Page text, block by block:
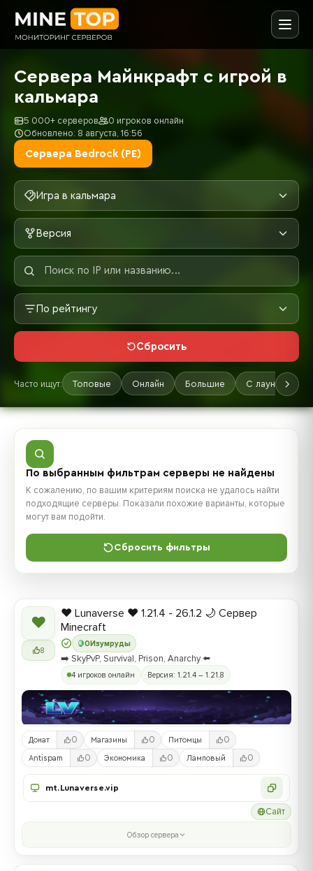
Сервера Майнкрафт с игрой в
кальмара
5 000+ серверов
0 игроков онлайн
Обновлено: 8 августа, 16:56
Сервера Bedrock (PE)
Игра в кальмара
Версия
По рейтингу
Сбросить
Часто ищут: Топовые Онлайн Большие С лаунчером
По выбранным фильтрам серверы не найдены
К сожалению, по вашим критериям поиска не удалось найти
подходящие серверы. Показали похожие варианты, которые
могут вам подойти.
Сбросить фильтры
❤
8
0Изумруды
❤️ Lunaverse ❤️ 1.21.4 - 26.1.2 🌙 Сервер
Minecraft
➡️ SkyPvP, Survival, Prison, Anarchy ⬅️
4 игроков онлайн Версия: 1.21.4 – 1.21.8
Донат 0 Магазины 0 Питомцы 0
Antispam 0 Экономика 0 Ламповый 0
mt.Lunaverse.vip
Сайт
Обзор сервера